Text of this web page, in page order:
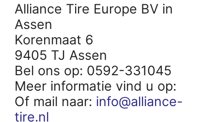
Alliance Tire Europe BV in
Assen
Korenmaat 6
9405 TJ Assen
Bel ons op: 0592-331045
Meer informatie vind u op:
Of mail naar: info@alliance-
tire.nl